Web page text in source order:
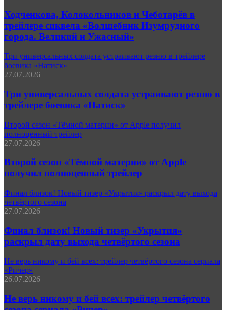
Ходченкова, Колокольников и Чеботарёв в
трейлере сиквела «Волшебник Изумрудного
города. Великий и Ужасный»
Три универсальных солдата устраивают резню в трейлере
боевика «Натиск»
27.07.2026
Три универсальных солдата устраивают резню в
трейлере боевика «Натиск»
Второй сезон «Тёмной материи» от Apple получил
полноценный трейлер
27.07.2026
Второй сезон «Тёмной материи» от Apple
получил полноценный трейлер
Финал близок! Новый тизер «Укрытия» раскрыл дату выхода
четвёртого сезона
27.07.2026
Финал близок! Новый тизер «Укрытия»
раскрыл дату выхода четвёртого сезона
Не верь никому и бей всех: трейлер четвёртого сезона сериала
«Ричер»
26.07.2026
Не верь никому и бей всех: трейлер четвёртого